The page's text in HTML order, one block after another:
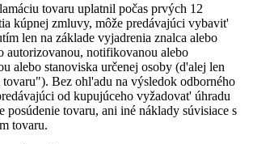
tovaru uplatnil počas prvých 12
kúpnej zmluvy, môže predávajúci vybavit'
len na základe vyjadrenia znalca alebo
autorizovanou, notifikovanou alebo
alebo stanoviska určenej osoby (d'alej len
tovaru"). Bez ohl'adu na výsledok odborného
od kupujúceho vyžadovat' úhradu
posúdenie tovaru, ani iné náklady súvisiace s
tovaru.